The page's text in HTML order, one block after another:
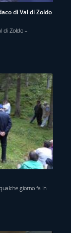
di Val di Zoldo
di Zoldo –
giorno fa in